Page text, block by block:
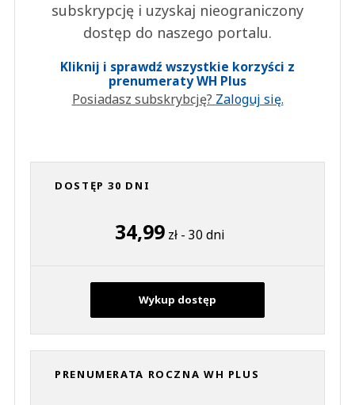
subskrypcję i uzyskaj nieograniczony
dostęp do naszego portalu.
Kliknij i sprawdź wszystkie korzyści z
prenumeraty WH Plus
Posiadasz subskrybcję? Zaloguj się.
DOSTĘP 30 DNI
34,99 zł - 30 dni
Wykup dostęp
PRENUMERATA ROCZNA WH PLUS